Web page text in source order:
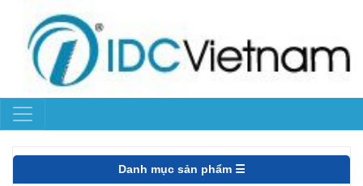
Danh mục sản phẩm ☰